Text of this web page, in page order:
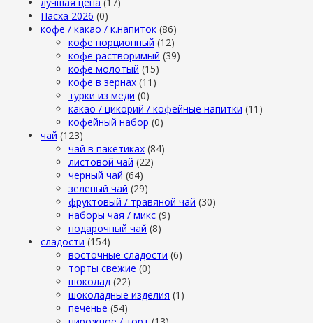
Пасха 2026 (0)
кофе / какао / к.напиток (86)
кофе порционный (12)
кофе растворимый (39)
кофе молотый (15)
кофе в зернах (11)
турки из меди (0)
какао / цикорий / кофейные напитки (11)
кофейный набор (0)
чай (123)
чай в пакетиках (84)
листовой чай (22)
черный чай (64)
зеленый чай (29)
фруктовый / травяной чай (30)
наборы чая / микс (9)
подарочный чай (8)
сладости (154)
восточные сладости (6)
торты свежие (0)
шоколад (22)
шоколадные изделия (1)
печенье (54)